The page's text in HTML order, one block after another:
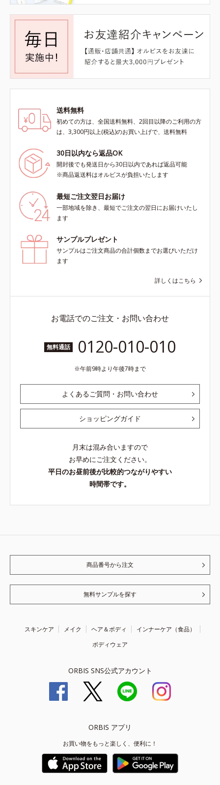
送料無料
初めての方は、全国送料無料、2回目以降のご利用の方
は、3,300円以上(税込)のお買い上げで、送料無料
30日以内なら返品OK
開封後でも発送日から30日以内であれば返品可能
※商品返送料はオルビスが負担いたします
最短ご注文翌日お届け
一部地域を除き、最短でご注文の翌日にお届けいたし
ます
サンプルプレゼント
サンプルはご注文商品の合計個数までお選びいただけ
ます
詳しくはこちら
お電話でのご注文・お問い合わせ
無料通話 0120-010-010
午前9時より午後7時まで
よくあるご質問・お問い合わせ
ショッピングガイド
月末は混み合いますので
お早めにご注文ください。
平日のお昼前後が比較的つながりやすい
時間帯です。
商品番号から注文
無料サンプルを探す
スキンケア メイク ヘア＆ボディ
インナーケア（食品）
ボディウェア
ORBIS SNS公式アカウント
ORBIS アプリ
お買い物をもっと楽しく、便利に！